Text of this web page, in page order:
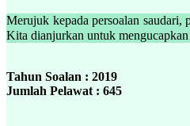
Merujuk kepada persoalan saudari,
Tahun Soalan : 2019
Jumlah Pelawat : 645